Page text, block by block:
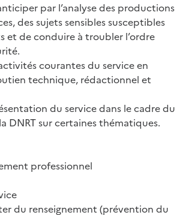
par l’analyse des productions
des sujets sensibles susceptibles
et de conduire à troubler l’ordre
courantes du service en
technique, rédactionnel et
du service dans le cadre du
DNRT sur certaines thématiques.
professionnel
du renseignement (prévention du